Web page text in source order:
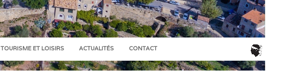
TOURISME ET LOISIRS ACTUALITÉS CONTACT